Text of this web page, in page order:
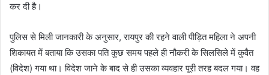
कर दी है।
पुलिस से मिली जानकारी के अनुसार, रायपुर की रहने वाली पीड़ित महिला ने अपनी
शिकायत में बताया कि उसका पति कुछ समय पहले ही नौकरी के सिलसिले में कुवैत
(विदेश) गया था। विदेश जाने के बाद से ही उसका व्यवहार पूरी तरह बदल गया। वह